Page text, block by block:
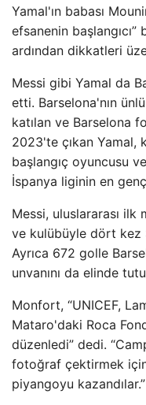
Yamal'ın babası
efsanenin başlangıcı”
ardından dikkatleri
Messi gibi Yamal da
etti. Barselona'nın
katılan ve Barselona
2023'te çıkan Yamal,
başlangıç ​​oyuncusu
İspanya liginin en
Messi, uluslararası ilk
ve kulübüyle dört kez
Ayrıca 672 golle
unvanını da elinde
Monfort, “UNICEF,
Mataro'daki Roca
düzenledi” dedi.
fotoğraf çektirmek
piyangoyu kazandılar.”